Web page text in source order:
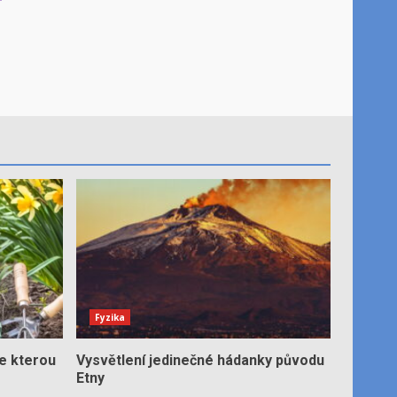
kterou
Fyzika
Vysvětlení jedinečné hádanky původu
Etny